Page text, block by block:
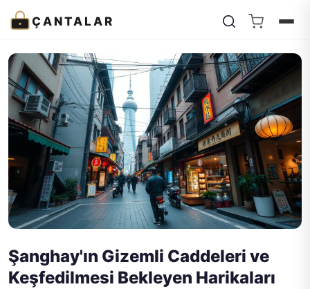
ÇANTALAR
Şanghay'ın Gizemli Caddeleri ve
Keşfedilmesi Bekleyen Harikaları